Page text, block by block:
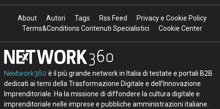
About Autori Tags Rss Feed
Privacy e Cookie Policy
Terms&Conditions Contenuti Specialistici
Cookie Center
Nextwork360 è il più grande network in Italia di testate e portali B2B
dedicati ai temi della Trasformazione Digitale e dell’Innovazione
Imprenditoriale. Ha la missione di diffondere la cultura digitale e
imprenditoriale nelle imprese e pubbliche amministrazioni italiane.